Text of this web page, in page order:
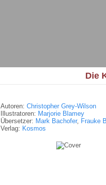
Die
Autoren: Christopher Grey-Wilson
Illustratoren: Marjorie Blamey
Übersetzer: Mark Bachofer, Frauke
Verlag: Kosmos